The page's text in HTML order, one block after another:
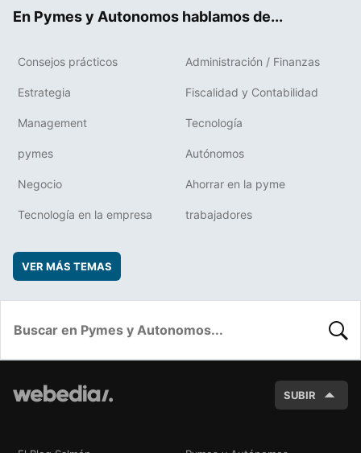
En Pymes y Autonomos hablamos de...
Consejos prácticos Administración / Finanzas
Estrategia Fiscalidad y Contabilidad
Management Tecnología
pymes Autónomos
Negocio Ahorrar en la pyme
Tecnología en la empresa trabajadores
VER MÁS TEMAS
SUBIR